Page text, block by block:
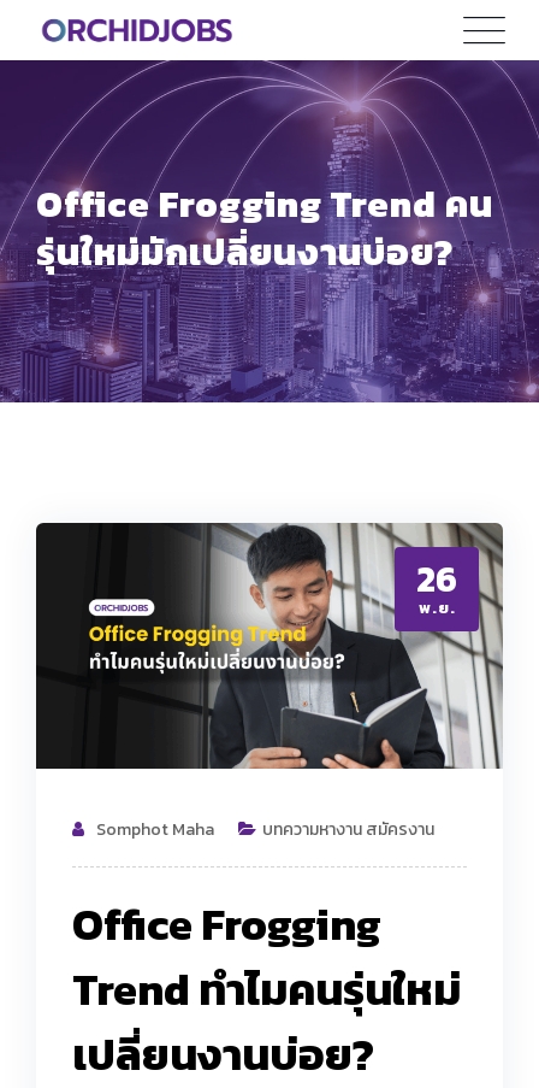
Office Frogging Trend คน
รุ่นใหม่มักเปลี่ยนงานบ่อย?
26
พ.ย.
Somphot Maha บทความหางาน สมัครงาน
Office Frogging
Trend ทำไมคนรุ่นใหม่
เปลี่ยนงานบ่อย?